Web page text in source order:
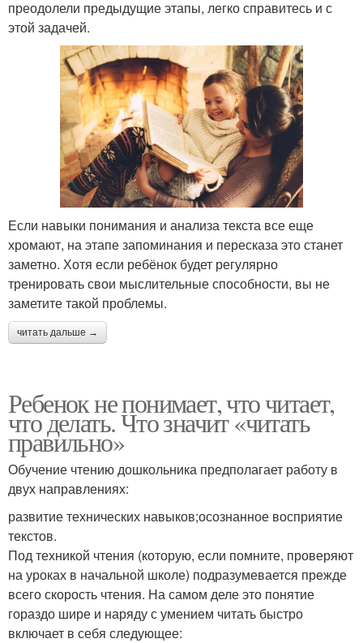
преодолели предыдущие этапы, легко справитесь и с
этой задачей.
Если навыки понимания и анализа текста все еще
хромают, на этапе запоминания и пересказа это станет
заметно. Хотя если ребёнок будет регулярно
тренировать свои мыслительные способности, вы не
заметите такой проблемы.
читать дальше →
Ребенок не понимает, что читает,
что делать. Что значит «читать
правильно»
Обучение чтению дошкольника предполагает работу в
двух направлениях:
развитие технических навыков;осознанное восприятие
текстов.
Под техникой чтения (которую, если помните, проверяют
на уроках в начальной школе) подразумевается прежде
всего скорость чтения. На самом деле это понятие
гораздо шире и наряду с умением читать быстро
включает в себя следующее: